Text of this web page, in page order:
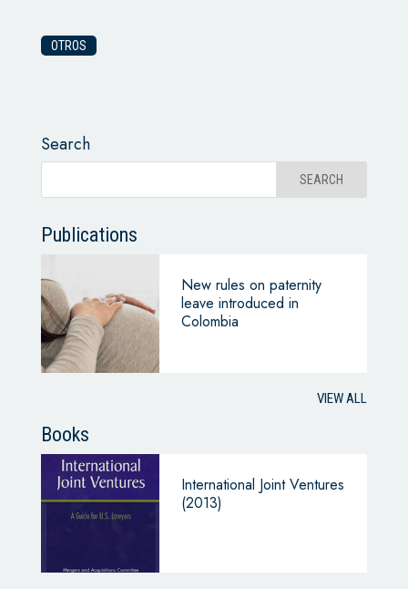
OTROS
Search
Publications
New rules on paternity
leave introduced in
Colombia
VIEW ALL
Books
International Joint Ventures
(2013)